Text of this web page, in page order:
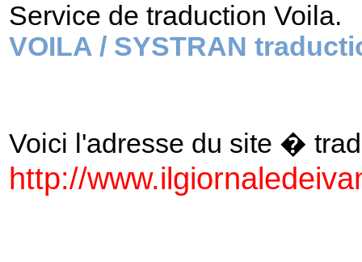
Service de traduction Voila.
VOILA / SYSTRAN
Voici l'adresse du site �
http://